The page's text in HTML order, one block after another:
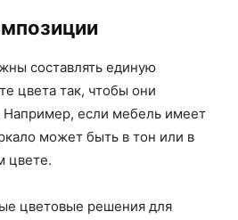
составлять единую
цвета так, чтобы они
Например, если мебель имеет
может быть в тон или в
цвете.
цветовые решения для